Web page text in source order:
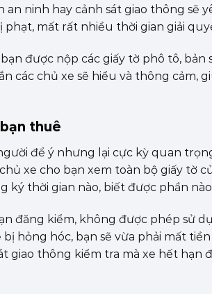
an ninh hay cảnh sát giao thông sẽ
mất rất nhiều thời gian giải
được nộp các giấy tờ phô tô, bản
các chủ xe sẽ hiểu và thông cảm,
thuê
để ý nhưng lại cực kỳ quan
xe cho bạn xem toàn bộ giấy tờ
ký thời gian nào, biết được phần
đăng kiểm, không được phép sử
hỏng hóc, bạn sẽ vừa phải mất
giao thông kiểm tra mà xe hết hạn